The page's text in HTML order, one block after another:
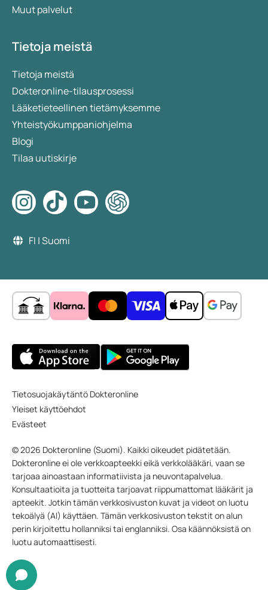
Muut palvelut
Tietoja meistä
Tietoja meistä
Dokteronline-tilausprosessi
Lääketieteellinen tietämyksemme
Yhteistyökumppaniohjelma
Blogi
Tilaa uutiskirje
FI | Suomi
Tietosuojakäytäntö Dokteronline
Yleiset käyttöehdot
Evästeet
© 2026 Dokteronline (Suomi). Kaikki oikeudet pidätetään.
Dokteronline ei ole verkkoapteekki eikä verkkolääkäri, vaan se
tarjoaa ainoastaan informatiivista ja neuvontapalvelua.
Konsultaatioita ja tuotteita tarjoavat riippumattomat lääkärit ja
apteekit. Jotkin tämän verkkosivuston kuvat ja videot on luotu
tekoälyä (AI) käyttäen. Tämän verkkosivuston tekstit on alun
perin kirjoitettu hollanniksi tai englanniksi. Osa käännöksistä on
luotu automaattisesti.